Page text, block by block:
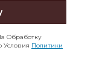
Обработку
Политики